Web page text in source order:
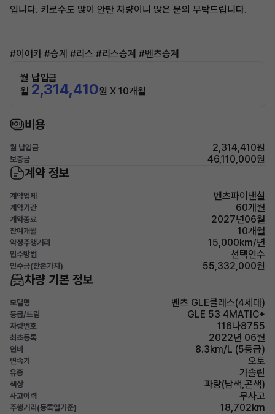
입니다. 키로수도 많이 안탄 차량이니 많은 문의 부탁드립니다.
#이어카 #승계 #리스 #리스승계 #벤츠승계
월 납입금
월 2,314,410원 X 10개월
비용
월 납입금 2,314,410원
보증금 46,110,000원
계약 정보
계약업체 벤츠파이낸셜
계약기간 60개월
계약종료 2027년06월
잔여개월 10개월
약정주행거리 15,000km/년
인수방법 선택인수
인수금(잔존가치) 55,332,000원
차량 기본 정보
모델명 벤츠 GLE클래스(4세대)
등급/트림 GLE 53 4MATIC+
차량번호 116나8755
최초등록 2022년 06월
연비 8.3km/L (5등급)
변속기 오토
유종 가솔린
색상 파랑(남색,곤색)
사고이력 무사고
주행거리(등록일기준) 18,702km